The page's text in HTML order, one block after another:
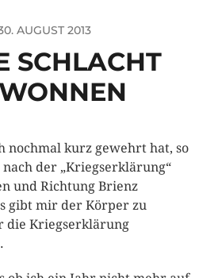
AUGUST 2013
SCHLACHT
nochmal kurz gewehrt hat, so
der „Kriegserklärung“
und Richtung Brienz
gibt mir der Körper zu
die Kriegserklärung